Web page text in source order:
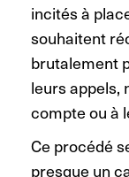
incités à
souhaitent
brutalement
leurs appels,
compte ou à
Ce procédé
presque un